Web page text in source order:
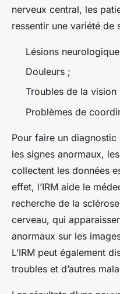
nerveux central, les
ressentir une variété de
Lésions
Douleurs ;
Troubles de la vision
Problèmes de
Pour faire un
les signes anormaux,
collectent les données
effet, l’IRM aide le
recherche de la
cerveau, qui
anormaux sur les
L’IRM peut également
troubles et d’autres